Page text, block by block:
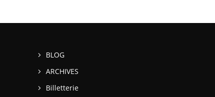
BLOG
ARCHIVES
Billetterie